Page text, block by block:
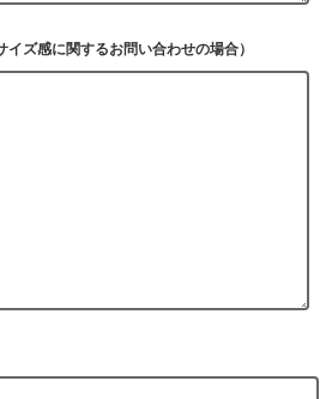
ズ感に関するお問い合わせの場合）